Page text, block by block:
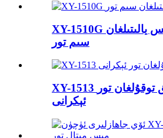
XY-1510G قەدىمكى مىس يالىتىلغان
سىم تور
XY-1513 بىناكارلىق توقۇلغان تور
ئېكرانى